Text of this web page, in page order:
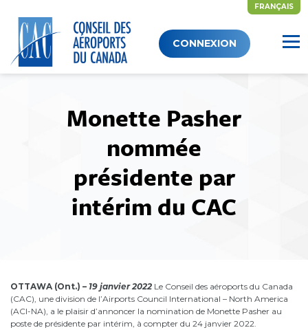
content
FRANÇAIS
CONNEXION
Monette Pasher
nommée
présidente par
intérim du CAC
OTTAWA (Ont.) – 19 janvier 2022 Le Conseil des aéroports du Canada
(CAC), une division de l’Airports Council International – North America
(ACI-NA), a le plaisir d’annoncer la nomination de Monette Pasher au
poste de présidente par intérim, à compter du 24 janvier 2022.